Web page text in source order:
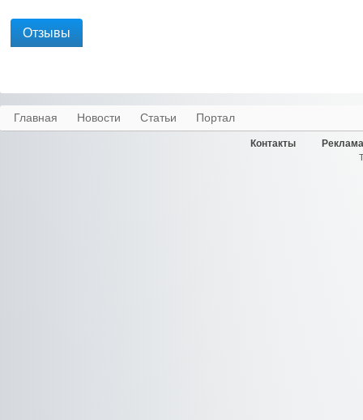
Отзывы
Главная Новости Статьи Портал
Контакты